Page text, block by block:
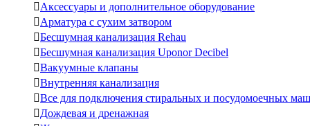
Аксессуары и дополнительное оборудование
Арматура с сухим затвором
Бесшумная канализация Rehau
Бесшумная канализация Uponor Decibel
Вакуумные клапаны
Внутренняя канализация
Все для подключения стиральных и посудомоечных
Дождевая и дренажная